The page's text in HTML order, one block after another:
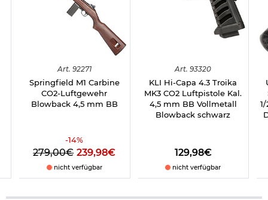
Art. 92271
Springfield M1 Carbine
CO2-Luftgewehr
Blowback 4,5 mm BB
-14%
279,00€ 239,98€
nicht verfügbar
Art. 93320
KLI Hi-Capa 4.3 Troika
MK3 CO2 Luftpistole Kal.
4,5 mm BB Vollmetall
Blowback schwarz
129,98€
nicht verfügbar